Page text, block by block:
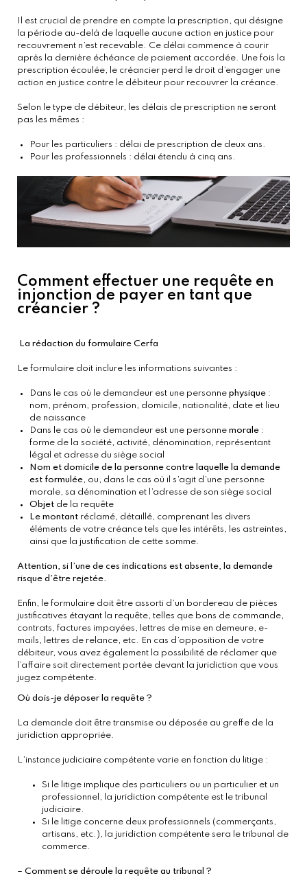
Il est crucial de prendre en compte la prescription, qui désigne
la période au-delà de laquelle aucune action en justice pour
recouvrement n’est recevable. Ce délai commence à courir
après la dernière échéance de paiement accordée. Une fois la
prescription écoulée, le créancier perd le droit d’engager une
action en justice contre le débiteur pour recouvrer la créance.
Selon le type de débiteur, les délais de prescription ne seront
pas les mêmes :
Pour les particuliers : délai de prescription de deux ans.
Pour les professionnels : délai étendu à cinq ans.
Comment effectuer une requête en
injonction de payer en tant que
créancier ?
La rédaction du formulaire Cerfa
Le formulaire doit inclure les informations suivantes :
Dans le cas où le demandeur est une personne physique :
nom, prénom, profession, domicile, nationalité, date et lieu
de naissance
Dans le cas où le demandeur est une personne morale :
forme de la société, activité, dénomination, représentant
légal et adresse du siège social
Nom et domicile de la personne contre laquelle la demande
est formulée, ou, dans le cas où il s’agit d’une personne
morale, sa dénomination et l’adresse de son siège social
Objet de la requête
Le montant réclamé, détaillé, comprenant les divers
éléments de votre créance tels que les intérêts, les astreintes,
ainsi que la justification de cette somme.
Attention, si l’une de ces indications est absente, la demande
risque d’être rejetée.
Enfin, le formulaire doit être assorti d’un bordereau de pièces
justificatives étayant la requête, telles que bons de commande,
contrats, factures impayées, lettres de mise en demeure, e-
mails, lettres de relance, etc. En cas d’opposition de votre
débiteur, vous avez également la possibilité de réclamer que
l’affaire soit directement portée devant la juridiction que vous
jugez compétente.
Où dois-je déposer la requête ?
La demande doit être transmise ou déposée au greffe de la
juridiction appropriée.
L’instance judiciaire compétente varie en fonction du litige :
Si le litige implique des particuliers ou un particulier et un
professionnel, la juridiction compétente est le tribunal
judiciaire.
Si le litige concerne deux professionnels (commerçants,
artisans, etc.), la juridiction compétente sera le tribunal de
commerce.
– Comment se déroule la requête au tribunal ?